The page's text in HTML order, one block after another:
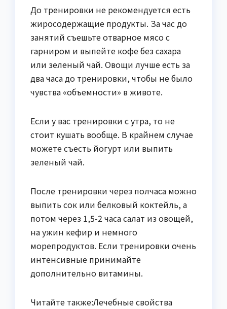
До тренировки не рекомендуется есть
жиросодержащие продукты. За час до
занятий съешьте отварное мясо с
гарниром и выпейте кофе без сахара
или зеленый чай. Овощи лучше есть за
два часа до тренировки, чтобы не было
чувства «объемности» в животе.
Если у вас тренировки с утра, то не
стоит кушать вообще. В крайнем случае
можете съесть йогурт или выпить
зеленый чай.
После тренировки через полчаса можно
выпить сок или белковый коктейль, а
потом через 1,5-2 часа салат из овощей,
на ужин кефир и немного
морепродуктов. Если тренировки очень
интенсивные принимайте
дополнительно витамины.
Читайте также:Лечебные свойства